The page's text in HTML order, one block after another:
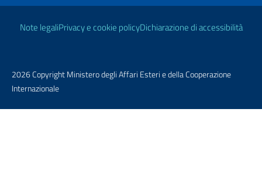
Link Utili
Note legaliPrivacy e cookie policyDichiarazione di accessibilità
2026 Copyright Ministero degli Affari Esteri e della Cooperazione
Internazionale